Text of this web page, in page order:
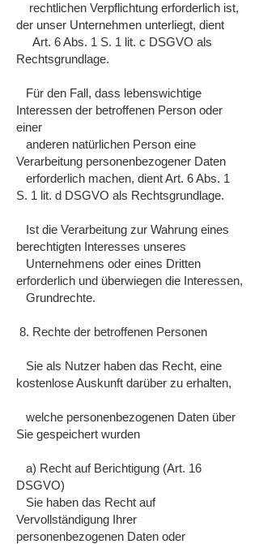
rechtlichen Verpflichtung erforderlich ist,
der unser Unternehmen unterliegt, dient
Art. 6 Abs. 1 S. 1 lit. c DSGVO als
Rechtsgrundlage.
Für den Fall, dass lebenswichtige
Interessen der betroffenen Person oder
einer
anderen natürlichen Person eine
Verarbeitung personenbezogener Daten
erforderlich machen, dient Art. 6 Abs. 1
S. 1 lit. d DSGVO als Rechtsgrundlage.
Ist die Verarbeitung zur Wahrung eines
berechtigten Interesses unseres
Unternehmens oder eines Dritten
erforderlich und überwiegen die Interessen,
Grundrechte.
8. Rechte der betroffenen Personen
Sie als Nutzer haben das Recht, eine
kostenlose Auskunft darüber zu erhalten,
welche personenbezogenen Daten über
Sie gespeichert wurden
a) Recht auf Berichtigung (Art. 16
DSGVO)
Sie haben das Recht auf
Vervollständigung Ihrer
personenbezogenen Daten oder